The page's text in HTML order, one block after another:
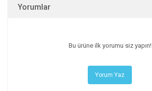
Yorumlar
Bu ürüne ilk yorumu siz yapın!
Yorum Yaz